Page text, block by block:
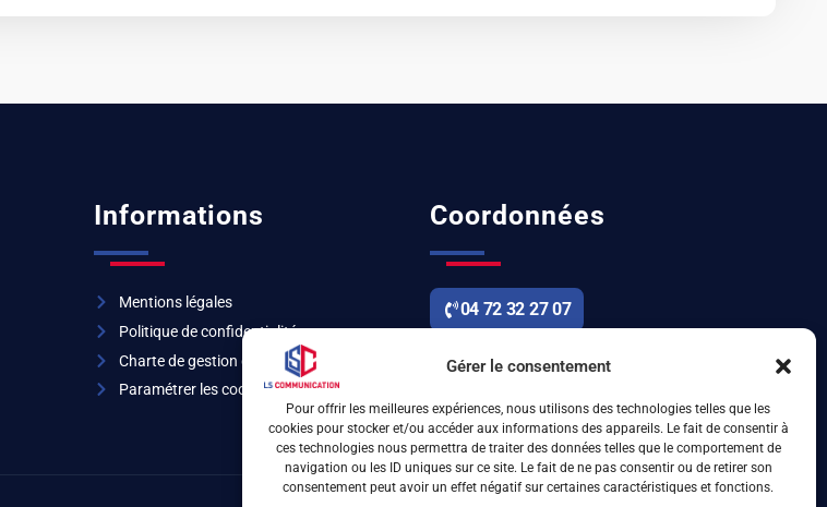
Gérer le consentement
Pour offrir les meilleures expériences, nous utilisons des technologies telles que les
cookies pour stocker et/ou accéder aux informations des appareils. Le fait de consentir à
ces technologies nous permettra de traiter des données telles que le comportement de
navigation ou les ID uniques sur ce site. Le fait de ne pas consentir ou de retirer son
consentement peut avoir un effet négatif sur certaines caractéristiques et fonctions.
Informations
Mentions légales
Politique de confidentialité
Charte de gestion des cookies
Paramétrer les cookies
Coordonnées
04 72 32 27 07
6 rue d’Arsonval 69680 Chassieu